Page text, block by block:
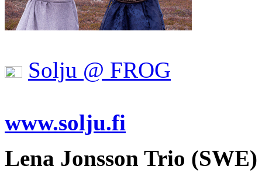
Solju @ FROG
www.solju.fi
Lena Jonsson Trio (SWE)